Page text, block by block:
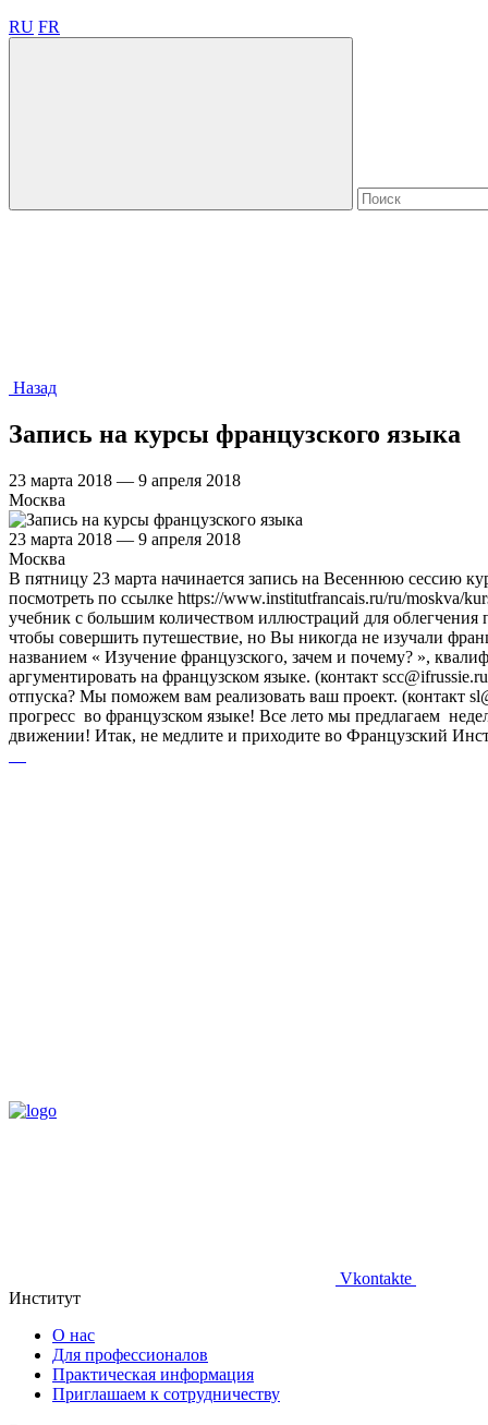
RU FR
Назад
Запись на курсы французского языка
23 марта 2018 — 9 апреля 2018
Москва
23 марта 2018 — 9 апреля 2018
Москва
В пятницу 23 марта начинается запись на Весеннюю сессию
посмотреть по ссылке https://www.institutfrancais.ru/ru/moskva/
учебник с большим количеством иллюстраций для
чтобы совершить путешествие, но Вы никогда не изучали
названием « Изучение французского, зачем и почему? »,
аргументировать на французском языке. (контакт
отпуска? Мы поможем вам реализовать ваш проект. (контакт
прогресс во французском языке! Все лето мы предлагаем
движении! Итак, не медлите и приходите во Французский
Vkontakte
Институт
О нас
Для профессионалов
Практическая информация
Приглашаем к сотрудничеству